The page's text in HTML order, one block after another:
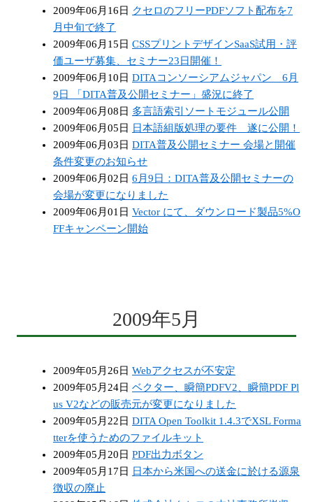
2009年06月16日 クセロのフリーPDFソフト配布を7
月中旬で終了
2009年06月15日 CSSプリントデザインSaaS試用・評
価ユーザ募集、セミナー23日開催！
2009年06月10日 DITAコンソーシアムジャパン 6月
9日 「DITA普及公開セミナー」盛況に終了
2009年06月08日 多言語索引ソートモジュール公開
2009年06月05日
日本語組版処理の要件 遂に公開！
2009年06月03日 DITA普及公開セミナー 会場と開催
条件変更のお知らせ
2009年06月02日 6月9日：DITA普及公開セミナーの
会場が変更になりました
2009年06月01日 Vector にて、ダウンロード製品5%O
FFキャンペーン開始
2009年5月
2009年05月26日 Webアクセスが不安定
2009年05月24日 ベクター、瞬簡PDFV2、瞬簡PDF Pl
us V2などの販売元が変更になりました
2009年05月22日 DITA Open Toolkit 1.4.3でXSL Forma
tterを使うためのファイルキット
2009年05月20日 PDF出力ボタン
2009年05月17日
日本から米国への送金に於ける源泉
徴収の廃止